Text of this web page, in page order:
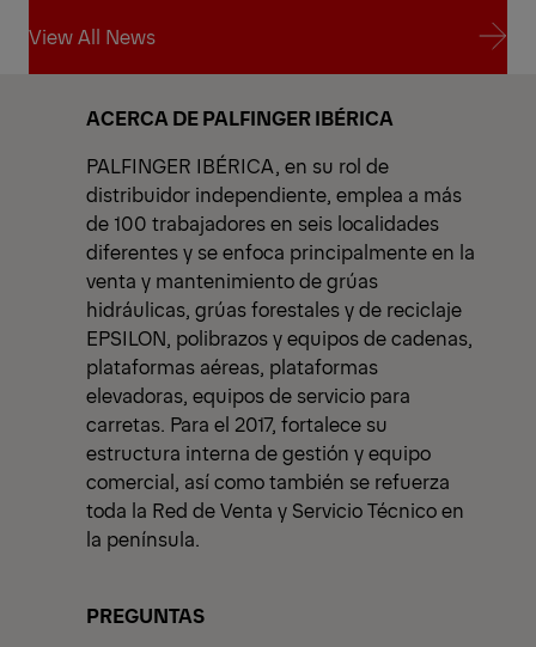
View All News
View All News
ACERCA DE PALFINGER IBÉRICA
PALFINGER IBÉRICA, en su rol de
distribuidor independiente, emplea a más
de 100 trabajadores en seis localidades
diferentes y se enfoca principalmente en la
venta y mantenimiento de grúas
hidráulicas, grúas forestales y de reciclaje
EPSILON, polibrazos y equipos de cadenas,
plataformas aéreas, plataformas
elevadoras, equipos de servicio para
carretas. Para el 2017, fortalece su
estructura interna de gestión y equipo
comercial, así como también se refuerza
toda la Red de Venta y Servicio Técnico en
la península.
PREGUNTAS